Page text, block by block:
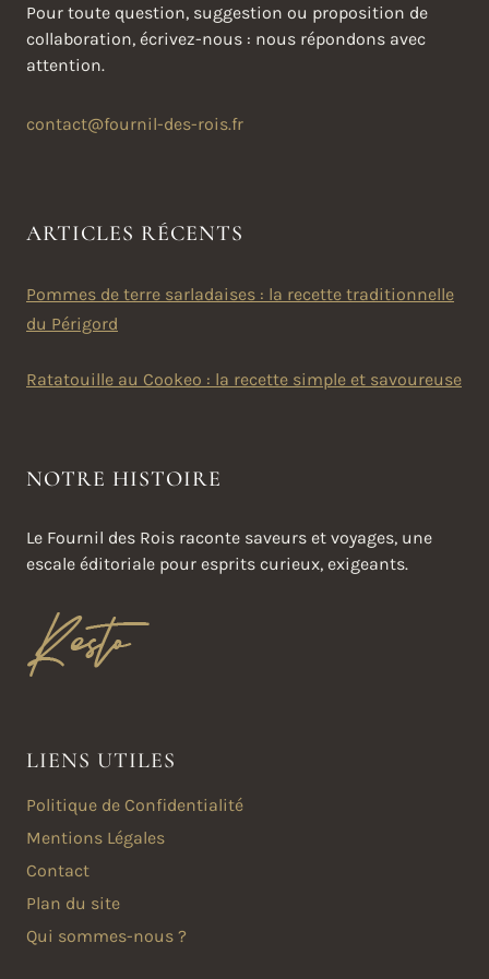
Pour toute question, suggestion ou proposition de
collaboration, écrivez-nous : nous répondons avec
attention.
contact@fournil-des-rois.fr
ARTICLES RÉCENTS
Pommes de terre sarladaises : la recette traditionnelle
du Périgord
Ratatouille au Cookeo : la recette simple et savoureuse
NOTRE HISTOIRE
Le Fournil des Rois raconte saveurs et voyages, une
escale éditoriale pour esprits curieux, exigeants.
LIENS UTILES
Politique de Confidentialité
Mentions Légales
Contact
Plan du site
Qui sommes-nous ?